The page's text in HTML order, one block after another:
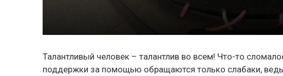
Талантливый человек – талантлив во всем! Что-то
поддержки за помощью обращаются только слабаки,